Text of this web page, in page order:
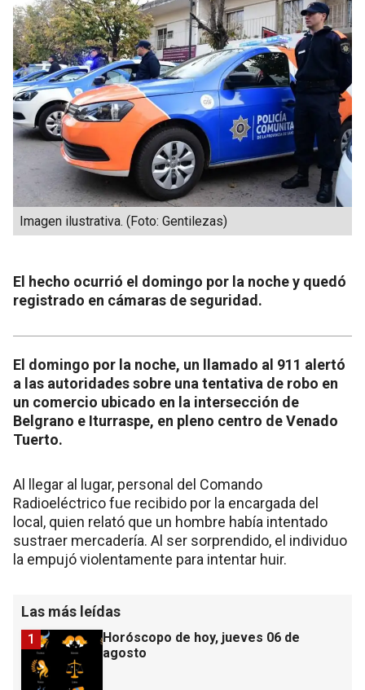
Imagen ilustrativa. (Foto: Gentilezas)
El hecho ocurrió el domingo por la noche y quedó
registrado en cámaras de seguridad.
El domingo por la noche, un llamado al 911 alertó
a las autoridades sobre una tentativa de robo en
un comercio ubicado en la intersección de
Belgrano e Iturraspe, en pleno centro de Venado
Tuerto.
Al llegar al lugar, personal del Comando
Radioeléctrico fue recibido por la encargada del
local, quien relató que un hombre había intentado
sustraer mercadería. Al ser sorprendido, el individuo
la empujó violentamente para intentar huir.
Las más leídas
Horóscopo de hoy, jueves 06 de
agosto
1